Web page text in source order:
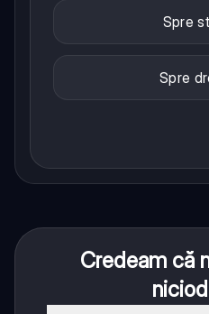
Spre
Spre
Credeam că